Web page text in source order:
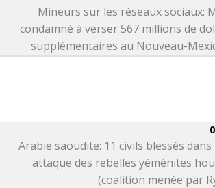
Mineurs sur les réseaux sociaux:
condamné à verser 567 millions de
supplémentaires au Nouveau-
Arabie saoudite: 11 civils blessés dans
attaque des rebelles yéménites
(coalition menée par